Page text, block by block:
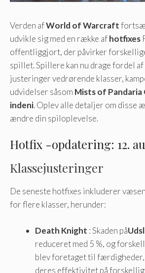
Verden afWorld of Warcraft
udvikle sig med en række afhotfixes
offentliggjort, der påvirker
spillet. Spillere kan nu drage fordel
justeringer vedrørende klasser,
udvidelser såsom Mists of Pandaria
indeni. Oplev alle detaljer om disse
ændre din spiloplevelse.
Hotfix -opdatering: 12.
Klassejusteringer
De seneste hotfixes inkluderer
for flere klasser, herunder:
Death Knight : Skaden på
reduceret med 5 %, og
blev foretaget til færdigheder,
deres effektivitet på